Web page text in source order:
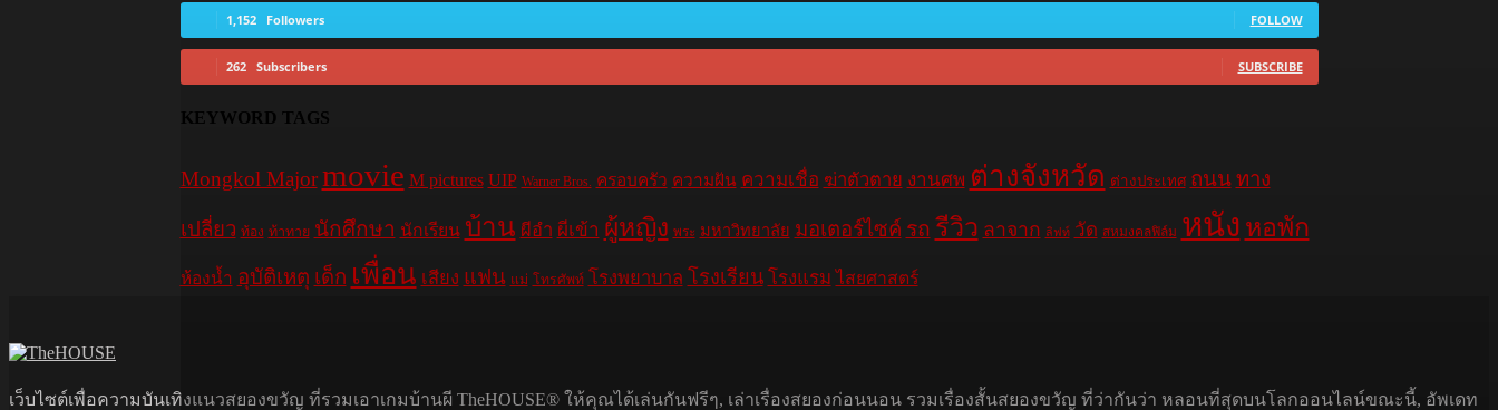
1,152 Followers FOLLOW
262 Subscribers SUBSCRIBE
KEYWORD TAGS
Mongkol Major movie M pictures UIP Warner Bros. ครอบครัว ความฝัน ความเชื่อ ฆ่าตัวตาย งานศพ ต่างจังหวัด ต่างประเทศ ถนน ทาง
เปลี่ยว ท้อง ท้าทาย นักศึกษา นักเรียน บ้าน ผีอำ ผีเข้า ผู้หญิง พระ มหาวิทยาลัย มอเตอร์ไซค์ รถ รีวิว ลาจาก ลิฟท์ วัด สหมงคลฟิล์ม หนัง หอพัก
ห้องน้ำ อุบัติเหตุ เด็ก เพื่อน เสียง แฟน แม่ โทรศัพท์ โรงพยาบาล โรงเรียน โรงแรม ไสยศาสตร์
เว็บไซต์เพื่อความบันเทิงแนวสยองขวัญ ที่รวมเอาเกมบ้านผี TheHOUSE® ให้คุณได้เล่นกันฟรีๆ, เล่าเรื่องสยองก่อนนอน รวมเรื่องสั้นสยองขวัญ ที่ว่ากันว่า หลอนที่สุดบนโลกออนไลน์ขณะนี้, อัพเดท